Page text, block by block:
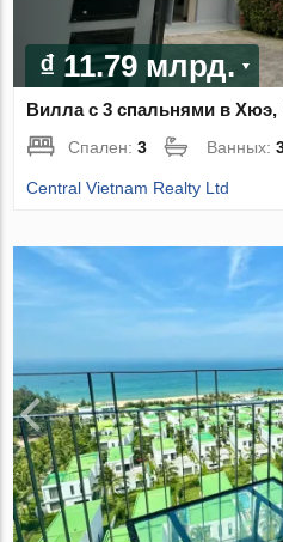
₫ 11.79 млрд.
Вилла с 3 спальнями в
Спален:3 Ванных:
Central Vietnam Realty Ltd